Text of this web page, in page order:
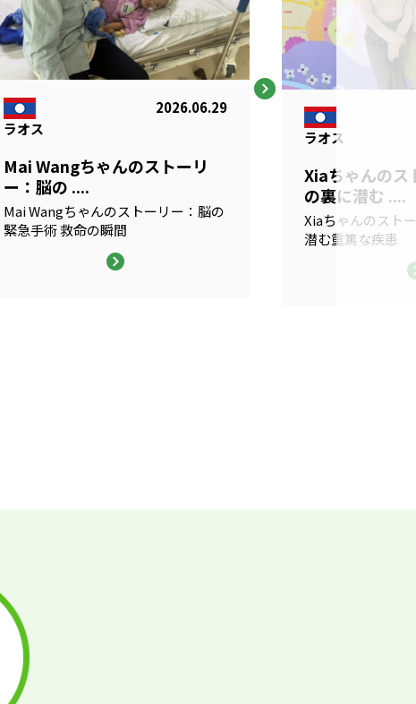
ラオス
2026.06.29
Mai Wangちゃんのストーリ
ー：脳の ....
Mai Wangちゃんのストーリー：脳の
緊急手術 救命の瞬間
ラオス
Xiaちゃんのス
の裏に潜む ....
Xiaちゃんのスト
潜む重篤な疾患